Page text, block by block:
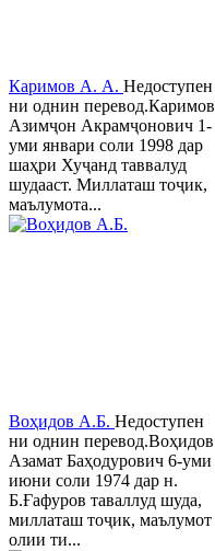
Каримов А. А. Недоступен
ни однин перевод.Каримов
Азимҷон Акрамҷонович 1-
уми январи соли 1998 дар
шаҳри Хуҷанд таввалуд
шудааст. Миллаташ тоҷик,
маълумота...
Воҳидов А.Б. Недоступен
ни однин перевод.Воҳидов
Азамат Баҳодурович 6-уми
июни соли 1974 дар н.
Б.Ғафуров таваллуд шуда,
миллаташ тоҷик, маълумот
олии ти...